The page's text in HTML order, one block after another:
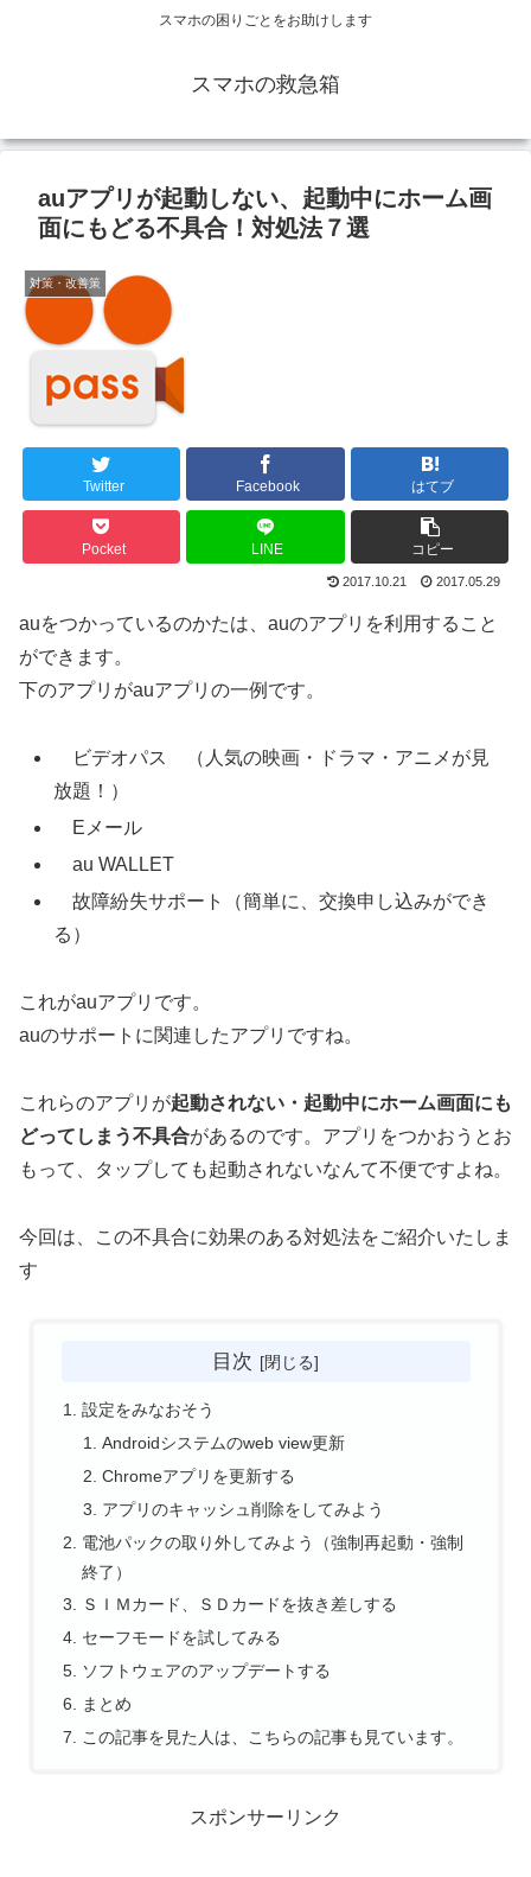
スマホの困りごとをお助けします
スマホの救急箱
auアプリが起動しない、起動中にホーム画
面にもどる不具合！対処法７選
対策・改善策
Twitter Facebook はてブ
Pocket LINE コピー
2017.10.21 2017.05.29
auをつかっているのかたは、auのアプリを利用すること
ができます。
下のアプリがauアプリの一例です。
ビデオパス （人気の映画・ドラマ・アニメが見
放題！）
Eメール
au WALLET
故障紛失サポート（簡単に、交換申し込みができ
る）
これがauアプリです。
auのサポートに関連したアプリですね。
これらのアプリが起動されない・起動中にホーム画面にも
どってしまう不具合があるのです。アプリをつかおうとお
もって、タップしても起動されないなんて不便ですよね。
今回は、この不具合に効果のある対処法をご紹介いたしま
す
目次
設定をみなおそう
Androidシステムのweb view更新
Chromeアプリを更新する
アプリのキャッシュ削除をしてみよう
電池パックの取り外してみよう（強制再起動・強制
終了）
ＳＩＭカード、ＳＤカードを抜き差しする
セーフモードを試してみる
ソフトウェアのアップデートする
まとめ
この記事を見た人は、こちらの記事も見ています。
スポンサーリンク